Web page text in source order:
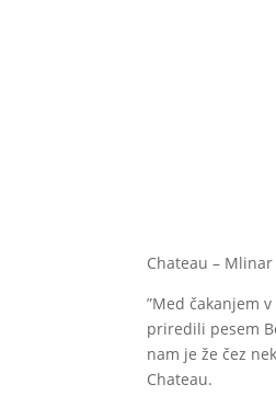
Chateau –
”Med čakanjem
priredili pesem
nam je že čez
Chateau.